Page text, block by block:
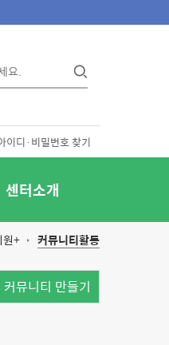
이디·비밀번호 찾기
센터소개
원+ 커뮤니티활동
커뮤니티 만들기